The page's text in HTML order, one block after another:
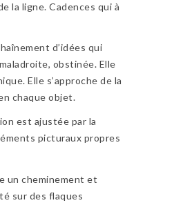
la ligne. Cadences qui à
d’idées qui
obstinée. Elle
Elle s’approche de la
chaque objet.
est ajustée par la
picturaux propres
un cheminement et
sur des flaques